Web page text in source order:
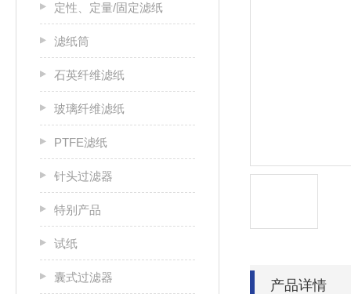
定性、定量/固定滤纸
滤纸筒
石英纤维滤纸
玻璃纤维滤纸
PTFE滤纸
针头过滤器
特别产品
试纸
囊式过滤器
产品详情